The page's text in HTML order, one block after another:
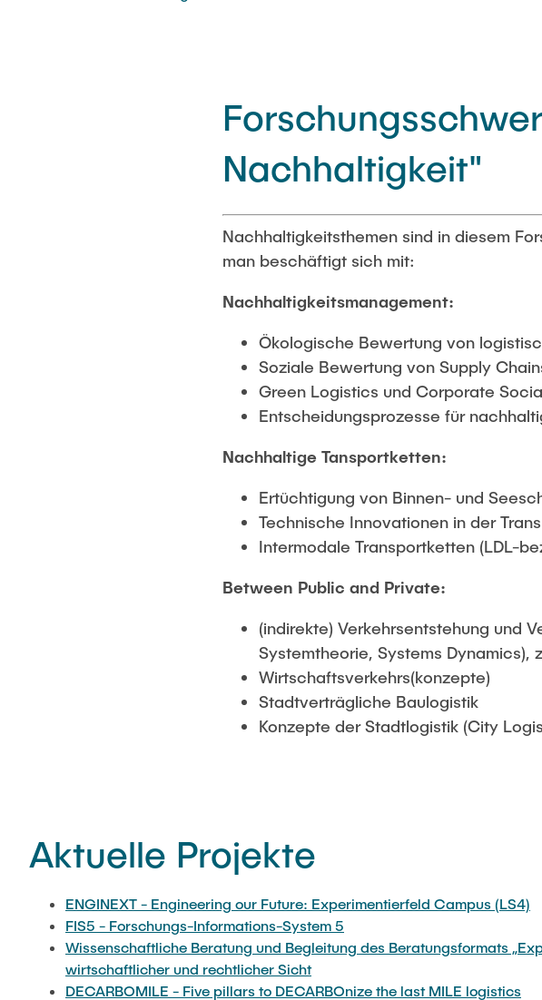
Nachhaltigkeit"
Nachhaltigkeitsthemen sind in diesem
man beschäftigt sich mit:
Nachhaltigkeitsmanagement:
Ökologische Bewertung von
Soziale Bewertung von Supply
Green Logistics und Corporate
Entscheidungsprozesse für
Nachhaltige Tansportketten:
Ertüchtigung von Binnen- und
Technische Innovationen in der
Intermodale Transportketten (LDL-
Between Public and Private:
(indirekte) Verkehrsentstehung und
Systemtheorie, Systems Dynamics),
Wirtschaftsverkehrs(konzepte)
Stadtverträgliche Baulogistik
Konzepte der Stadtlogistik (City
Aktuelle Projekte
ENGINEXT - Engineering our Future: Experimentierfeld Campus (LS4)
FIS5 - Forschungs-Informations-System 5
Wissenschaftliche Beratung und Begleitung des Beratungsformats
wirtschaftlicher und rechtlicher Sicht
DECARBOMILE - Five pillars to DECARBOnize the last MILE logistics